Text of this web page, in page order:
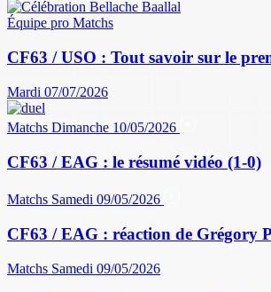
Équipe pro Matchs
CF63 / USO : Tout savoir sur le
Mardi 07/07/2026
Matchs Dimanche 10/05/2026
CF63 / EAG : le résumé vidéo (1-0)
Matchs Samedi 09/05/2026
CF63 / EAG : réaction de Grégory
Matchs Samedi 09/05/2026